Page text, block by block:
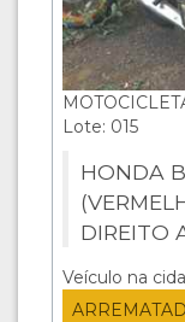
Lote: 015
HONDA
DIREITO
Veículo na